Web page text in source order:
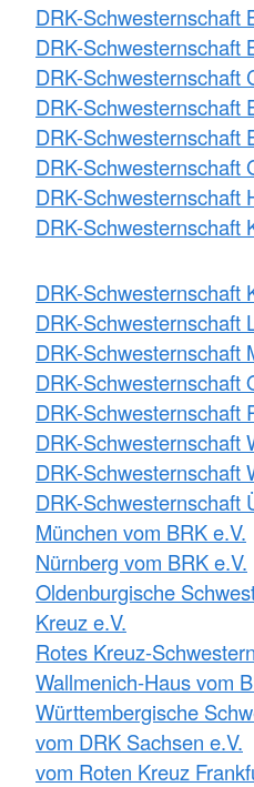
DRK-Schwesternschaft
DRK-Schwesternschaft
DRK-Schwesternschaft
DRK-Schwesternschaft
DRK-Schwesternschaft
DRK-Schwesternschaft
DRK-Schwesternschaft
DRK-Schwesternschaft
DRK-Schwesternschaft
DRK-Schwesternschaft
DRK-Schwesternschaft
DRK-Schwesternschaft
DRK-Schwesternschaft
DRK-Schwesternschaft
DRK-Schwesternschaft
DRK-Schwesternschaft
München vom BRK e.V.
Nürnberg vom BRK e.V.
Oldenburgische
Kreuz e.V.
Rotes Kreuz-
Wallmenich-Haus vom
Württembergische
vom DRK Sachsen e.V.
vom Roten Kreuz